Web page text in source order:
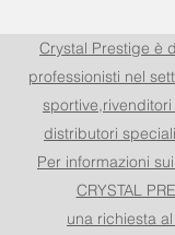
Crystal Prestige è
professionisti nel
distributori
Per informazioni
CRYSTAL
una richiesta